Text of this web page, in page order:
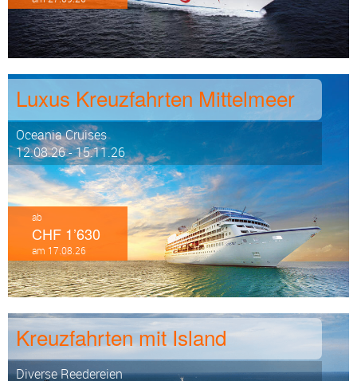
Luxus Kreuzfahrten Mittelmeer
Oceania Cruises
12.08.26 - 15.11.26
ab
CHF 1’630
am 17.08.26
Kreuzfahrten mit Island
Diverse Reedereien